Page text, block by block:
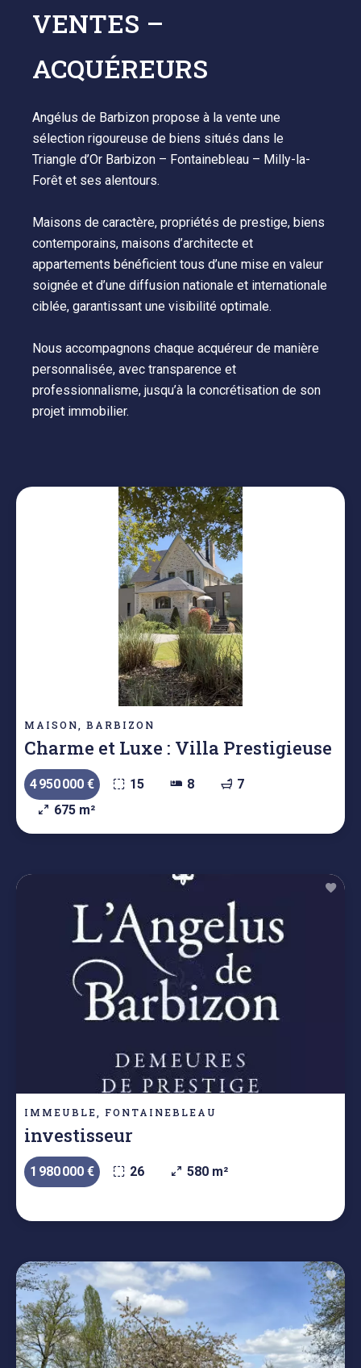
VENTES –
ACQUÉREURS
Angélus de Barbizon propose à la vente une
sélection rigoureuse de biens situés dans le
Triangle d’Or Barbizon – Fontainebleau – Milly-la-
Forêt et ses alentours.
Maisons de caractère, propriétés de prestige, biens
contemporains, maisons d’architecte et
appartements bénéficient tous d’une mise en valeur
soignée et d’une diffusion nationale et internationale
ciblée, garantissant une visibilité optimale.
Nous accompagnons chaque acquéreur de manière
personnalisée, avec transparence et
professionnalisme, jusqu’à la concrétisation de son
projet immobilier.
MAISON, BARBIZON
Charme et Luxe : Villa Prestigieuse
4 950 000 € 15 8
7
675 m²
IMMEUBLE, FONTAINEBLEAU
investisseur
1 980 000 € 26 580 m²